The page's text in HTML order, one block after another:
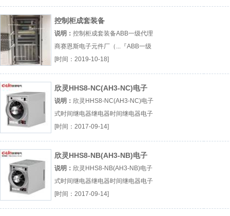
控制柜成套装备
说明： 控制柜成套装备ABB一级代理
商赛恩斯电子元件厂（...『ABB一级
代理商』
[时间：2019-10-18]
欣灵HHS8-NC(AH3-NC)电子
式时间继电器
说明： 欣灵HHS8-NC(AH3-NC)电子
式时间继电器继电器时间继电器电子
式时间继电器厂（...『继电器』
[时间：2017-09-14]
欣灵HHS8-NB(AH3-NB)电子
式时间继电器
说明： 欣灵HHS8-NB(AH3-NB)电子
式时间继电器继电器时间继电器电子
式时间继电器厂（...『继电器』
[时间：2017-09-14]